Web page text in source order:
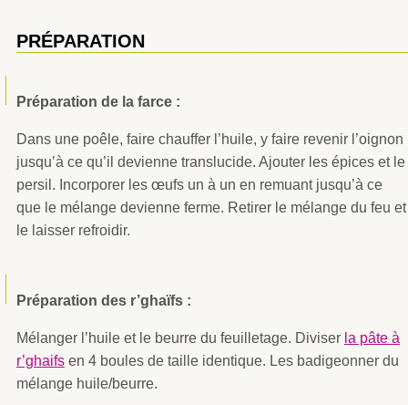
PRÉPARATION
Préparation de la farce :
Dans une poêle, faire chauffer l’huile, y faire revenir l’oignon
jusqu’à ce qu’il devienne translucide. Ajouter les épices et le
persil. Incorporer les œufs un à un en remuant jusqu’à ce
que le mélange devienne ferme. Retirer le mélange du feu et
le laisser refroidir.
Préparation des r’ghaïfs :
Mélanger l’huile et le beurre du feuilletage. Diviser la pâte à
r’ghaifsen 4 boules de taille identique. Les badigeonner du
mélange huile/beurre.